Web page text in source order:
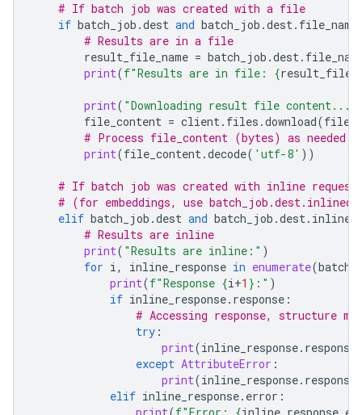
# If batch job was created with a file
if batch_job .dest and batch_job .dest. file_name
# Results are in a file
result_file_name = batch_job .dest.
print(f"Results are in file: {
print( "Downloading result file content..."
file_content = client. files .download(file
# Process file_content (bytes) as needed
print(file_content.decode( 'utf-8' ))
# If batch job was created with inline request
# (for embeddings, use
elif batch_job .dest and batch_job .dest.
# Results are inline
print( "Results are inline:" )
for i, inline_response in enumerate(
print(f"Response {i+1 } :" )
if inline_response. response :
# Accessing response, structure
try :
print(inline_response. response
except AttributeError :
print(inline_response. response
elif inline_response. error :